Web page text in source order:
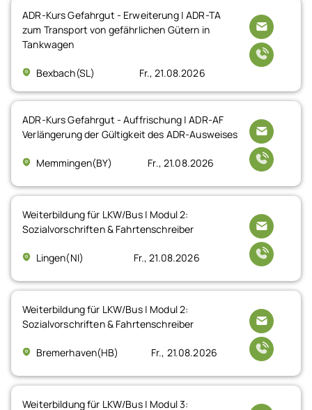
ADR-Kurs Gefahrgut - Erweiterung | ADR-TA
zum Transport von gefährlichen Gütern in
Tankwagen
Bexbach(SL) Fr., 21.08.2026
ADR-Kurs Gefahrgut - Auffrischung | ADR-AF
Verlängerung der Gültigkeit des ADR-Ausweises
Memmingen(BY) Fr., 21.08.2026
Weiterbildung für LKW/Bus | Modul 2:
Sozialvorschriften & Fahrtenschreiber
Lingen(NI) Fr., 21.08.2026
Weiterbildung für LKW/Bus | Modul 2:
Sozialvorschriften & Fahrtenschreiber
Bremerhaven(HB) Fr., 21.08.2026
Weiterbildung für LKW/Bus | Modul 3: